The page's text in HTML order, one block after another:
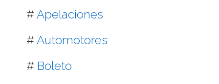
# Apelaciones
# Automotores
# Boleto